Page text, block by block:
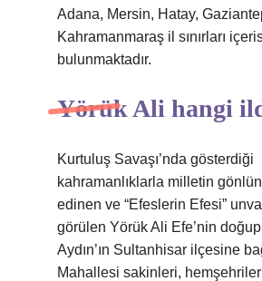
Adana, Mersin, Hatay,
Kahramanmaraş il sınırları
bulunmaktadır.
Yörük Ali hangi
Kurtuluş Savaşı’nda gösterdiği
kahramanlıklarla milletin
edinen ve “Efeslerin Efesi”
görülen Yörük Ali Efe’nin
Aydın’ın Sultanhisar ilçesine
Mahallesi sakinleri,